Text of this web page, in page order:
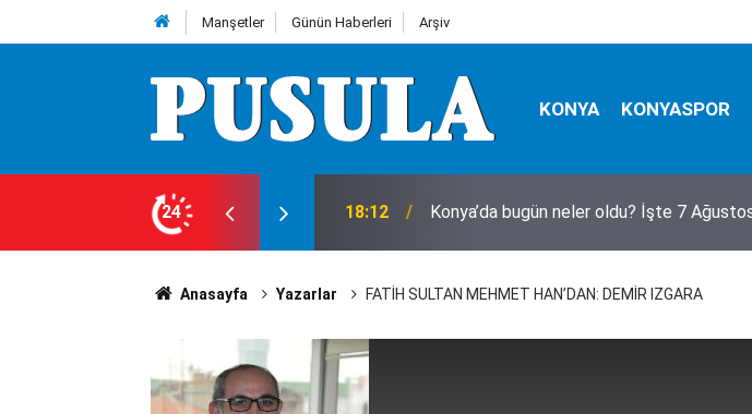
Manşetler Günün Haberleri Arşiv
KONYA KONYASPOR
24
Ağustos Cuma günü olup bitenler… 18:10 Herkes bezgin! Yıkılmadı, fuhuş oteli oldu
Anasayfa Yazarlar FATİH SULTAN MEHMET HAN’DAN: DEMİR IZGARA